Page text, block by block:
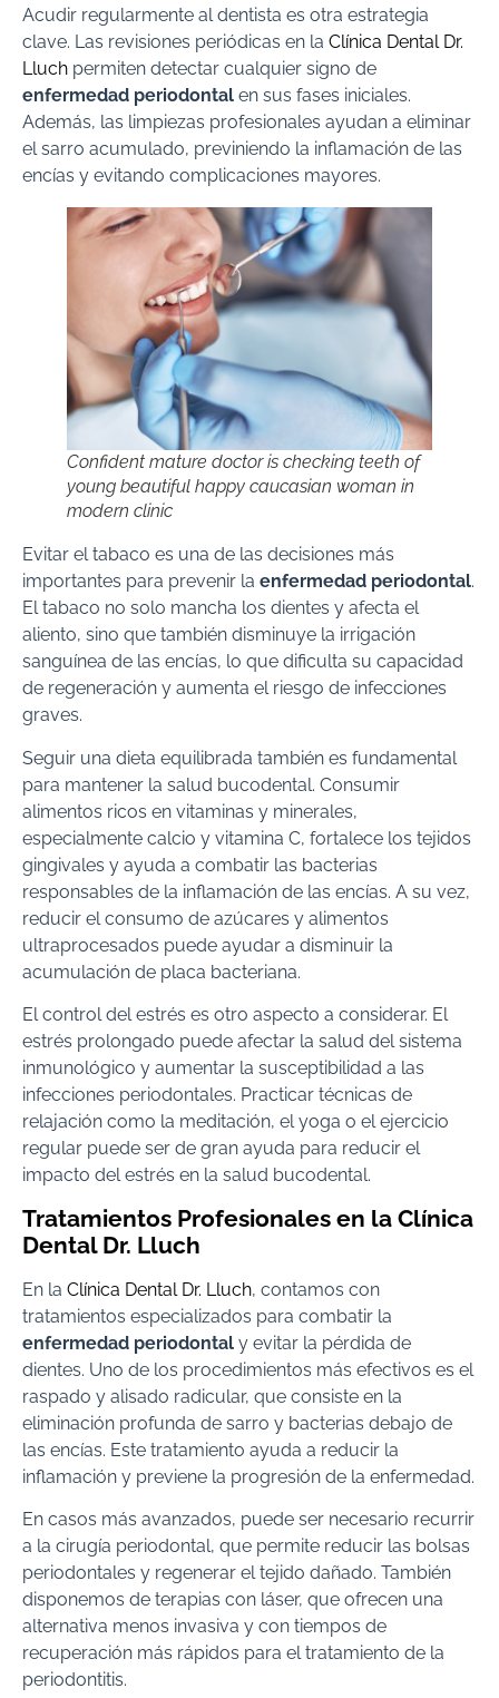
Acudir regularmente al dentista es otra estrategia
clave. Las revisiones periódicas en la Clínica Dental Dr.
Lluch permiten detectar cualquier signo de
enfermedad periodontal en sus fases iniciales.
Además, las limpiezas profesionales ayudan a eliminar
el sarro acumulado, previniendo la inflamación de las
encías y evitando complicaciones mayores.
Confident mature doctor is checking teeth of
young beautiful happy caucasian woman in
modern clinic
Evitar el tabaco es una de las decisiones más
importantes para prevenir la enfermedad periodontal.
El tabaco no solo mancha los dientes y afecta el
aliento, sino que también disminuye la irrigación
sanguínea de las encías, lo que dificulta su capacidad
de regeneración y aumenta el riesgo de infecciones
graves.
Seguir una dieta equilibrada también es fundamental
para mantener la salud bucodental. Consumir
alimentos ricos en vitaminas y minerales,
especialmente calcio y vitamina C, fortalece los tejidos
gingivales y ayuda a combatir las bacterias
responsables de la inflamación de las encías. A su vez,
reducir el consumo de azúcares y alimentos
ultraprocesados puede ayudar a disminuir la
acumulación de placa bacteriana.
El control del estrés es otro aspecto a considerar. El
estrés prolongado puede afectar la salud del sistema
inmunológico y aumentar la susceptibilidad a las
infecciones periodontales. Practicar técnicas de
relajación como la meditación, el yoga o el ejercicio
regular puede ser de gran ayuda para reducir el
impacto del estrés en la salud bucodental.
Tratamientos Profesionales en la Clínica
Dental Dr. Lluch
En la Clínica Dental Dr. Lluch, contamos con
tratamientos especializados para combatir la
enfermedad periodontal y evitar la pérdida de
dientes. Uno de los procedimientos más efectivos es el
raspado y alisado radicular, que consiste en la
eliminación profunda de sarro y bacterias debajo de
las encías. Este tratamiento ayuda a reducir la
inflamación y previene la progresión de la enfermedad.
En casos más avanzados, puede ser necesario recurrir
a la cirugía periodontal, que permite reducir las bolsas
periodontales y regenerar el tejido dañado. También
disponemos de terapias con láser, que ofrecen una
alternativa menos invasiva y con tiempos de
recuperación más rápidos para el tratamiento de la
periodontitis.